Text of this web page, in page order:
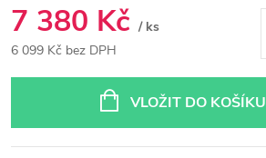
7 380 Kč / ks
6 099 Kč bez DPH
VLOŽIT DO KOŠÍKU